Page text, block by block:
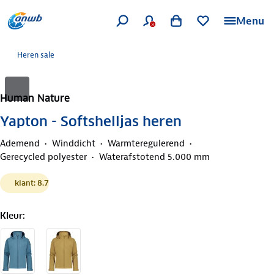
Menu
Heren sale
Human Nature
Yapton - Softshelljas heren
Ademend Winddicht
Warmteregulerend
Gerecycled polyester
Waterafstotend 5.000 mm
klant: 8.7
Kleur: